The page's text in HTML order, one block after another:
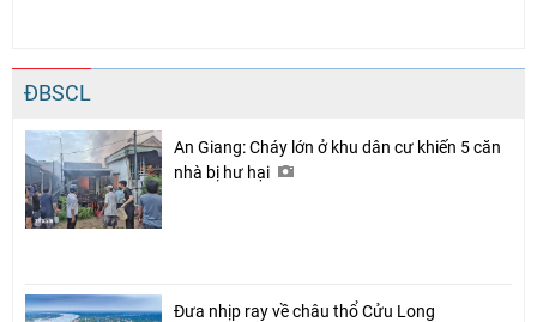
ĐBSCL
An Giang: Cháy lớn ở khu dân cư khiến 5 căn
nhà bị hư hại
Đưa nhịp ray về châu thổ Cửu Long